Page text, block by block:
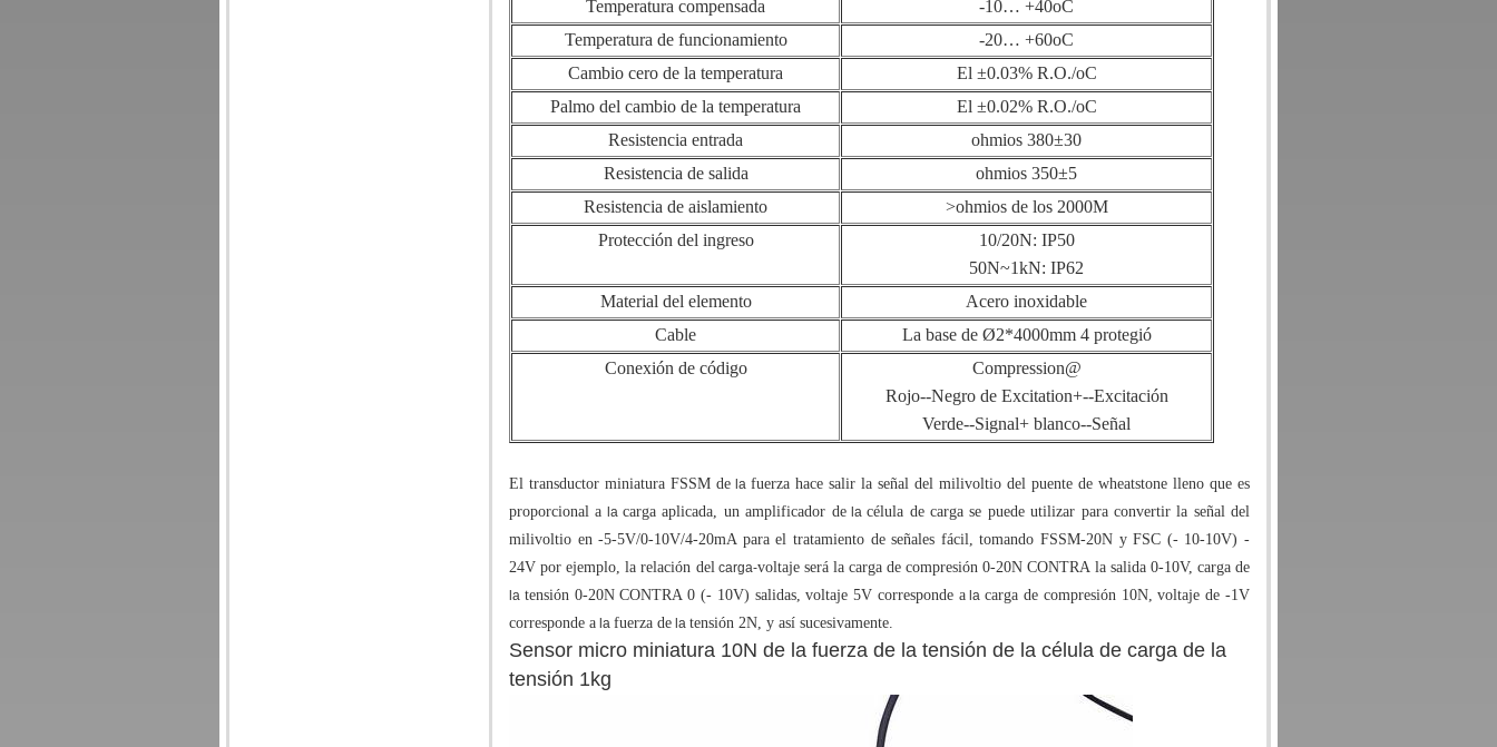
Temperatura compensada
-10… +40oC
Temperatura de funcionamiento
-20… +60oC
Cambio cero de la temperatura
El ±0.03% R.O./oC
Palmo del cambio de la temperatura
El ±0.02% R.O./oC
Resistencia entrada
ohmios 380±30
Resistencia de salida
ohmios 350±5
Resistencia de aislamiento
>ohmios de los 2000M
Protección del ingreso
10/20N: IP50
50N~1kN: IP62
Material del elemento
Acero inoxidable
Cable
La base de Ø2*4000mm 4 protegió
Conexión de código
Compression@
Rojo--Negro de Excitation+--Excitación
Verde--Signal+ blanco--Señal
El transductor miniatura FSSM de la fuerza hace salir la señal del milivoltio del puente de wheatstone lleno que es
proporcional a lacarga aplicada, un amplificador delacélula de carga se puede utilizar para convertir la señal del
milivoltio en -5-5V/0-10V/4-20mA para el tratamiento de señales fácil, tomando FSSM-20N y FSC (- 10-10V) -
24V por ejemplo, la relación delcarga-voltaje será la carga de compresión 0-20N CONTRA la salida 0-10V, carga de
la tensión 0-20N CONTRA 0 (- 10V) salidas,voltaje 5V corresponde alacarga de compresión 10N, voltaje de -1V
corresponde a la fuerza de la tensión 2N, y así sucesivamente.
Sensor micro miniatura 10N de la fuerza de la tensión de la célula de carga de la
tensión 1kg